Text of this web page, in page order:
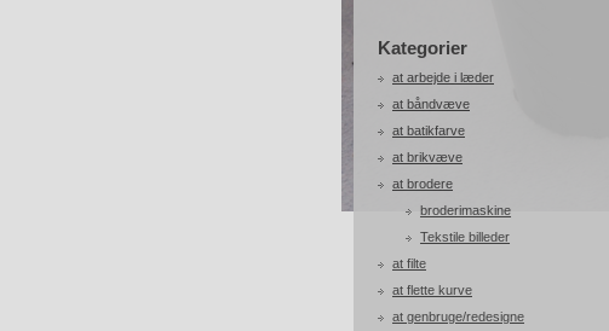
Kategorier
at arbejde i læder
at båndvæve
at batikfarve
at brikvæve
at brodere
broderimaskine
Tekstile billeder
at filte
at flette kurve
at genbruge/redesigne